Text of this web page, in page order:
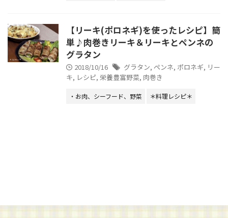
【リーキ(ポロネギ)を使ったレシピ】簡
単♪肉巻きリーキ＆リーキとペンネの
グラタン
2018/10/16 グラタン, ペンネ, ポロネギ, リー
キ, レシピ, 栄養豊富野菜, 肉巻き
・お肉、シーフード、野菜 ＊料理レシピ＊